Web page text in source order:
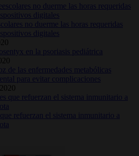
no duerme las horas requeridas
digitales
en la psoriasis pediátrica
de las enfermedades metabólicas
para evitar complicaciones
refuerzan el sistema inmunitario a